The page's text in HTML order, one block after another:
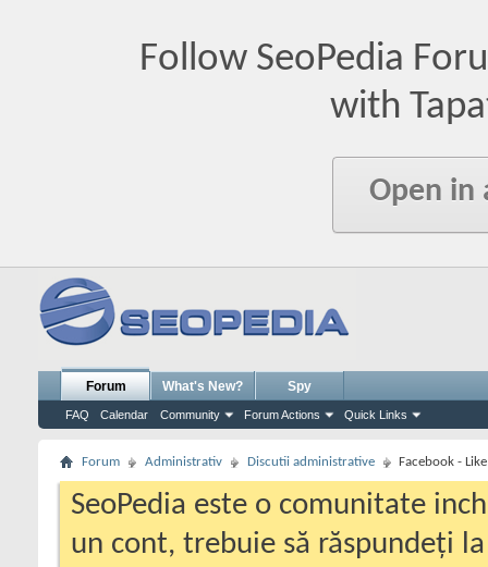
Follow SeoPedia
with
Open in
Forum
FAQ Calendar Community Forum Actions Quick Links
What's New? Spy
Forum Administrativ Discutii administrative Facebook - Like
SeoPedia este o comunitate
un cont, trebuie să răspundeți